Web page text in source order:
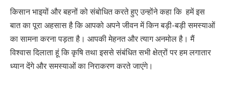
किसान भाइयों और बहनों को संबोधित करते हुए उन्होंने कहा कि हमें इस
बात का पूरा अहसास है कि आपको अपने जीवन में किन बड़ी-बड़ी समस्याओं
का सामना करना पड़ता है। आपकी मेहनत और त्याग अनमोल है। मैं
विश्वास दिलाता हूं कि कृषि तथा इससे संबंधित सभी क्षेत्रों पर हम लगातार
ध्यान देंगे और समस्याओं का निराकरण करते जाएंगे।